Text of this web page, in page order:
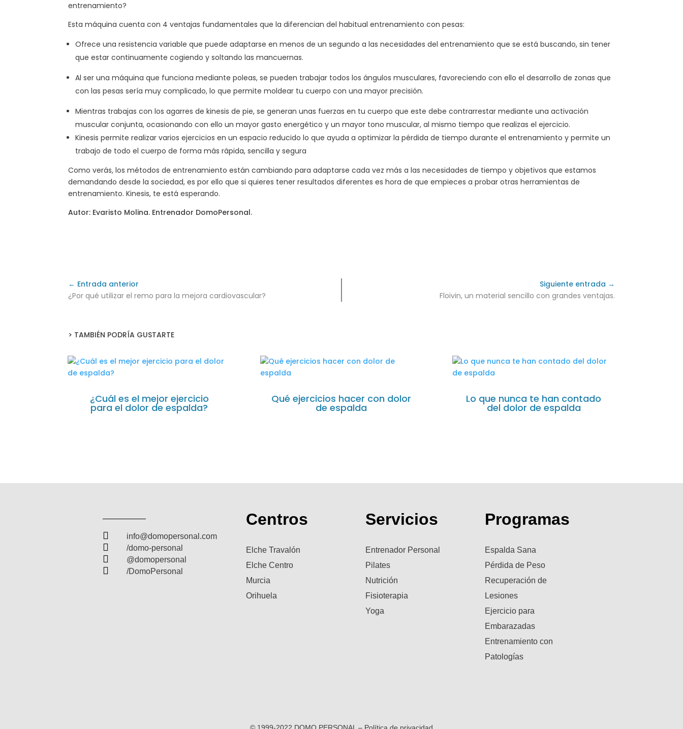
entrenamiento?
Esta máquina cuenta con 4 ventajas fundamentales que la diferencian del habitual entrenamiento con pesas:
Ofrece una resistencia variable que puede adaptarse en menos de un segundo a las necesidades del entrenamiento que se está buscando, sin tener
que estar continuamente cogiendo y soltando las mancuernas.
Al ser una máquina que funciona mediante poleas, se pueden trabajar todos los ángulos musculares, favoreciendo con ello el desarrollo de zonas que
con las pesas sería muy complicado, lo que permite moldear tu cuerpo con una mayor precisión.
Mientras trabajas con los agarres de kinesis de pie, se generan unas fuerzas en tu cuerpo que este debe contrarrestar mediante una activación
muscular conjunta, ocasionando con ello un mayor gasto energético y un mayor tono muscular, al mismo tiempo que realizas el ejercicio.
Kinesis permite realizar varios ejercicios en un espacio reducido lo que ayuda a optimizar la pérdida de tiempo durante el entrenamiento y permite un
trabajo de todo el cuerpo de forma más rápida, sencilla y segura
Como verás, los métodos de entrenamiento están cambiando para adaptarse cada vez más a las necesidades de tiempo y objetivos que estamos
demandando desde la sociedad, es por ello que si quieres tener resultados diferentes es hora de que empieces a probar otras herramientas de
entrenamiento. Kinesis, te está esperando.
Autor: Evaristo Molina. Entrenador DomoPersonal.
← Entrada anterior
¿Por qué utilizar el remo para la mejora cardiovascular?
Siguiente entrada →
Floivin, un material sencillo con grandes ventajas.
> TAMBIÉN PODRÍA GUSTARTE
¿Cuál es el mejor ejercicio
para el dolor de espalda?
Qué ejercicios hacer con dolor
de espalda
Lo que nunca te han contado
del dolor de espalda
 info@domopersonal.com
 /domo-personal
 @domopersonal
 /DomoPersonal
Centros
Elche Travalón
Elche Centro
Murcia
Orihuela
Servicios
Entrenador Personal
Pilates
Nutrición
Fisioterapia
Yoga
Programas
Espalda Sana
Pérdida de Peso
Recuperación de
Lesiones
Ejercicio para
Embarazadas
Entrenamiento con
Patologías